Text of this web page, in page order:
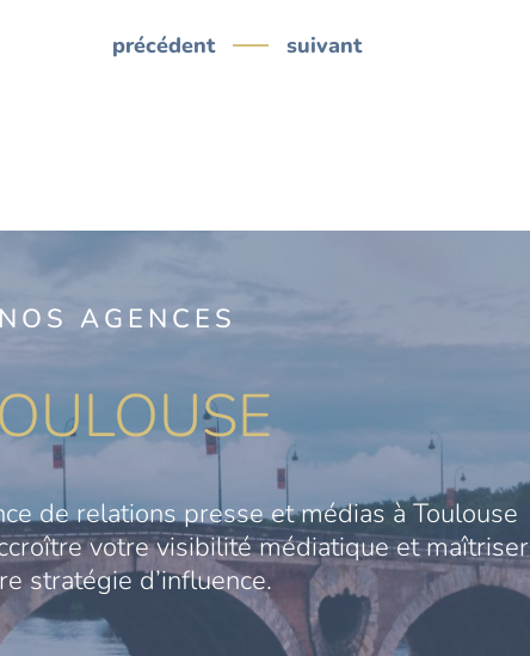
précédent suivant
NOS AGENCES
de relations presse et médias à Toulouse
votre visibilité médiatique et maîtriser
stratégie d’influence.